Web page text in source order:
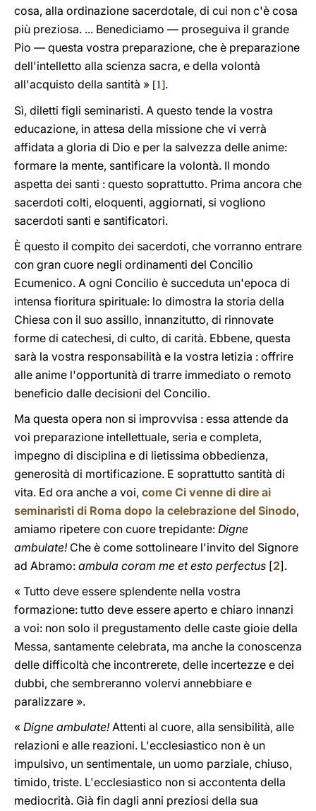
cosa, alla ordinazione sacerdotale, di cui non c'è cosa
più preziosa. ... Benediciamo — proseguiva il grande
Pio — questa vostra preparazione, che è preparazione
dell'intelletto alla scienza sacra, e della volontà
all'acquisto della santità » [1].
Sì, diletti figli seminaristi. A questo tende la vostra
educazione, in attesa della missione che vi verrà
affidata a gloria di Dio e per la salvezza delle anime:
formare la mente, santificare la volontà. Il mondo
aspetta dei santi : questo soprattutto. Prima ancora che
sacerdoti colti, eloquenti, aggiornati, si vogliono
sacerdoti santi e santificatori.
È questo il compito dei sacerdoti, che vorranno entrare
con gran cuore negli ordinamenti del Concilio
Ecumenico. A ogni Concilio è succeduta un'epoca di
intensa fioritura spirituale: lo dimostra la storia della
Chiesa con il suo assillo, innanzitutto, di rinnovate
forme di catechesi, di culto, di carità. Ebbene, questa
sarà la vostra responsabilità e la vostra letizia : offrire
alle anime l'opportunità di trarre immediato o remoto
beneficio dalle decisioni del Concilio.
Ma questa opera non si improvvisa : essa attende da
voi preparazione intellettuale, seria e completa,
impegno di disciplina e di lietissima obbedienza,
generosità di mortificazione. E soprattutto santità di
vita. Ed ora anche a voi, come Ci venne di dire ai
seminaristi di Roma dopo la celebrazione del Sinodo,
amiamo ripetere con cuore trepidante: Digne
ambulate!Che è come sottolineare l'invito del Signore
ad Abramo: ambula coram me et esto perfectus [2].
« Tutto deve essere splendente nella vostra
formazione: tutto deve essere aperto e chiaro innanzi
a voi: non solo il pregustamento delle caste gioie della
Messa, santamente celebrata, ma anche la conoscenza
delle difficoltà che incontrerete, delle incertezze e dei
dubbi, che sembreranno volervi annebbiare e
paralizzare ».
« Digne ambulate!Attenti al cuore, alla sensibilità, alle
relazioni e alle reazioni. L'ecclesiastico non è un
impulsivo, un sentimentale, un uomo parziale, chiuso,
timido, triste. L'ecclesiastico non si accontenta della
mediocrità. Già fin dagli anni preziosi della sua